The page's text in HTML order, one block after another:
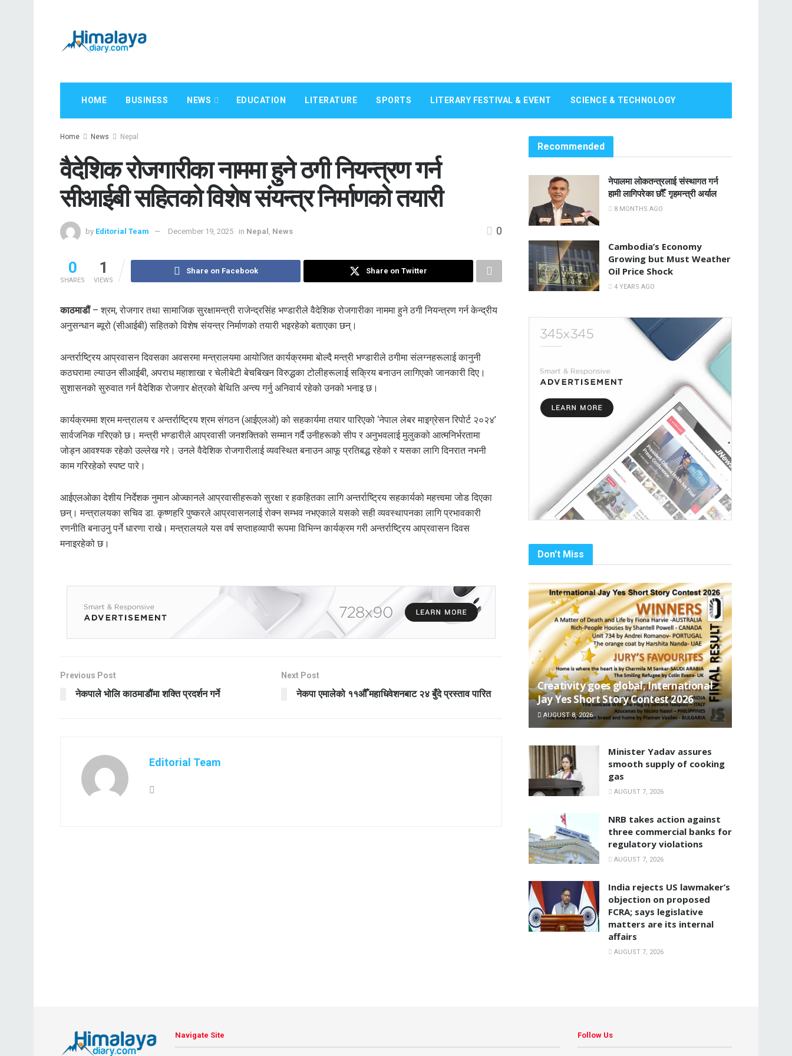
HOME BUSINESS NEWS EDUCATION LITERATURE SPORTS LITERARY FESTIVAL & EVENT SCIENCE & TECHNOLOGY
Home News Nepal
वैदेशिक रोजगारीका नाममा हुने ठगी नियन्त्रण गर्न
सीआईबी सहितको विशेष संयन्त्र निर्माणको तयारी
by Editorial Team December 19, 2025 in Nepal News 0
0
SHARES
1
VIEWS
Share on Facebook Share on Twitter
काठमाडौं– श्रम, रोजगार तथा सामाजिक सुरक्षामन्त्री राजेन्द्रसिंह भण्डारीले वैदेशिक रोजगारीका नाममा हुने ठगी नियन्त्रण गर्न केन्द्रीय
अनुसन्धान ब्यूरो (सीआईबी) सहितको विशेष संयन्त्र निर्माणको तयारी भइरहेको बताएका छन्।
अन्तर्राष्ट्रिय आप्रवासन दिवसका अवसरमा मन्त्रालयमा आयोजित कार्यक्रममा बोल्दै मन्त्री भण्डारीले ठगीमा संलग्नहरूलाई कानुनी
कठघरामा ल्याउन सीआईबी, अपराध महाशाखा र चेलीबेटी बेचबिखन विरुद्धका टोलीहरूलाई सक्रिय बनाउन लागिएको जानकारी दिए।
सुशासनको सुरुवात गर्न वैदेशिक रोजगार क्षेत्रको बेथिति अन्त्य गर्नु अनिवार्य रहेको उनको भनाइ छ।
कार्यक्रममा श्रम मन्त्रालय र अन्तर्राष्ट्रिय श्रम संगठन (आईएलओ) को सहकार्यमा तयार पारिएको ‘नेपाल लेबर माइग्रेसन रिपोर्ट २०२४’
सार्वजनिक गरिएको छ। मन्त्री भण्डारीले आप्रवासी जनशक्तिको सम्मान गर्दै उनीहरूको सीप र अनुभवलाई मुलुकको आत्मनिर्भरतामा
जोड्न आवश्यक रहेको उल्लेख गरे। उनले वैदेशिक रोजगारीलाई व्यवस्थित बनाउन आफू प्रतिबद्ध रहेको र यसका लागि दिनरात नभनी
काम गरिरहेको स्पष्ट पारे।
आईएलओका देशीय निर्देशक नुमान ओज्कानले आप्रवासीहरूको सुरक्षा र हकहितका लागि अन्तर्राष्ट्रिय सहकार्यको महत्त्वमा जोड दिएका
छन्। मन्त्रालयका सचिव डा. कृष्णहरि पुष्करले आप्रवासनलाई रोक्न सम्भव नभएकाले यसको सही व्यवस्थापनका लागि प्रभावकारी
रणनीति बनाउनु पर्ने धारणा राखे। मन्त्रालयले यस वर्ष सप्ताहव्यापी रूपमा विभिन्न कार्यक्रम गरी अन्तर्राष्ट्रिय आप्रवासन दिवस
मनाइरहेको छ।
Previous Post
नेकपाले भोलि काठमाडौंमा शक्ति प्रदर्शन गर्ने
Next Post
नेकपा एमालेको ११औँ महाधिवेशनबाट २४ बुँदे प्रस्ताव पारित
Editorial Team
Recommended
नेपालमा लोकतन्त्रलाई संस्थागत गर्न
हामी लागिपरेका छौँ: गृहमन्त्री अर्याल
8 MONTHS AGO
Cambodia’s Economy
Growing but Must Weather
Oil Price Shock
4 YEARS AGO
Don't Miss
Creativity goes global, International
Jay Yes Short Story Contest 2026
AUGUST 8, 2026
Minister Yadav assures
smooth supply of cooking
gas
AUGUST 7, 2026
NRB takes action against
three commercial banks for
regulatory violations
AUGUST 7, 2026
India rejects US lawmaker’s
objection on proposed
FCRA; says legislative
matters are its internal
affairs
AUGUST 7, 2026
Navigate Site Follow Us